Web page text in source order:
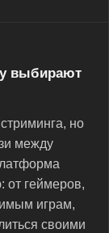
выбирают
но
между
от геймеров,
играм,
своими